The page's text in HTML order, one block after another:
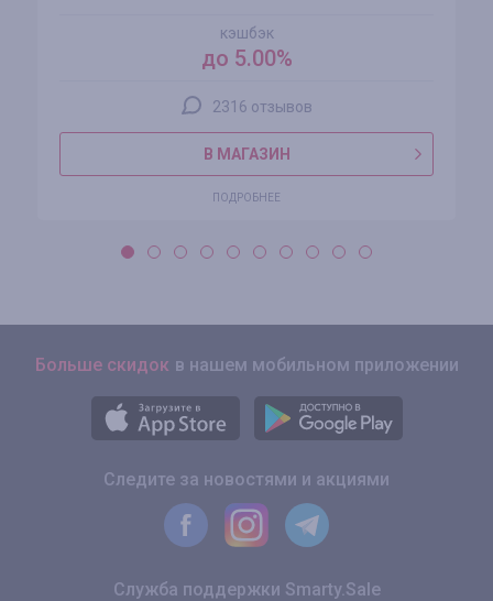
кэшбэк
до 5.00%
2316 отзывов
В МАГАЗИН
ПОДРОБНЕЕ
Больше скидок в нашем мобильном приложении
Следите за новостями и акциями
Служба поддержки Smarty.Sale